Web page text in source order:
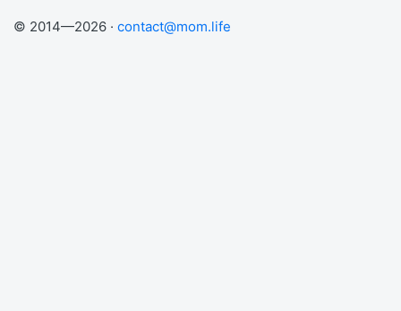
© 2014—2026 · contact@mom.life